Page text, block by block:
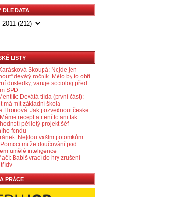
DLE DATA
LISTY
Skoupá: Nejde jen
devátý ročník. Mělo by to obří
důsledky, varuje sociolog před
SPD
Devátá třída (první část):
má mít základní škola
Hronová: Jak pozvednout české
recept a není to ani tak
pětiletý projekt šéf
fondu
Nejdou vašim potomkům
může doučování pod
umělé inteligence
Babiš vrací do hry zrušení
PRÁCE